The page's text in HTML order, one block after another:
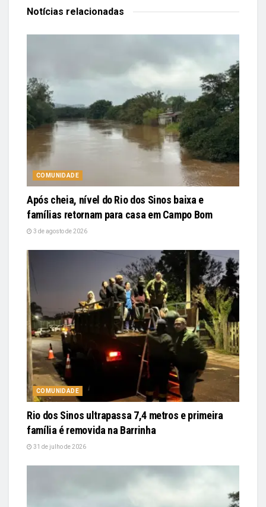
Notícias relacionadas
COMUNIDADE
Após cheia, nível do Rio dos Sinos baixa e
famílias retornam para casa em Campo Bom
3 de agosto de 2026
COMUNIDADE
Rio dos Sinos ultrapassa 7,4 metros e primeira
família é removida na Barrinha
31 de julho de 2026